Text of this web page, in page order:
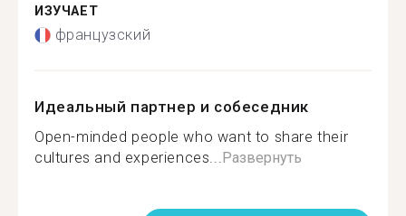
ИЗУЧАЕТ
французский
Идеальный партнер и собеседник
Open-minded people who want to share their
cultures and experiences...Развернуть